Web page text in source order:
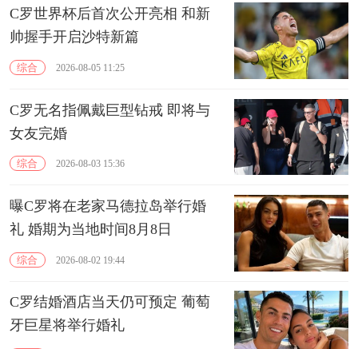
C罗世界杯后首次公开亮相 和新
帅握手开启沙特新篇
综合 2026-08-05 11:25
C罗无名指佩戴巨型钻戒 即将与
女友完婚
综合 2026-08-03 15:36
曝C罗将在老家马德拉岛举行婚
礼 婚期为当地时间8月8日
综合 2026-08-02 19:44
C罗结婚酒店当天仍可预定 葡萄
牙巨星将举行婚礼